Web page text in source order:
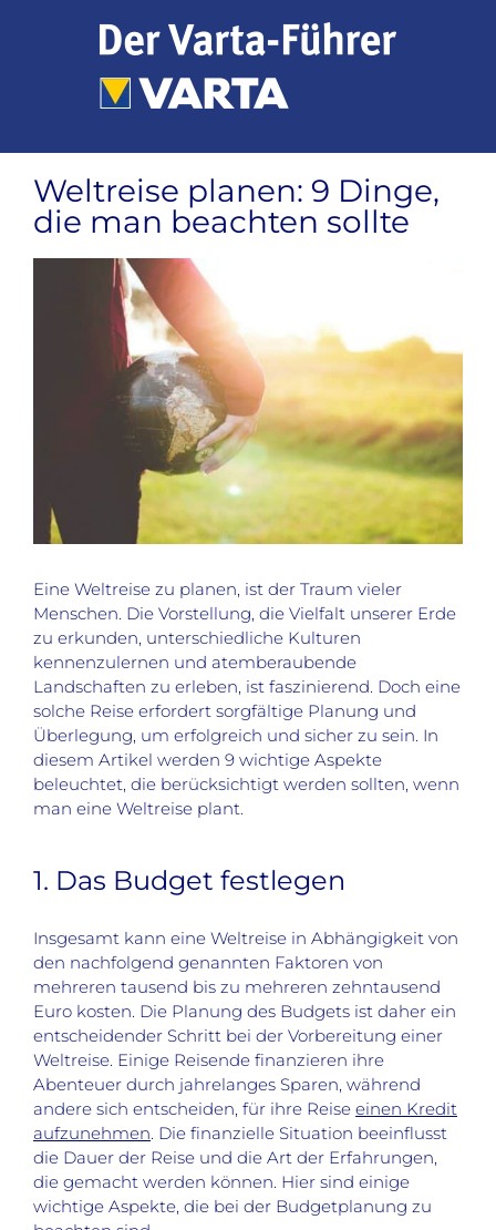
Weltreise planen: 9 Dinge,
die man beachten sollte
Eine Weltreise zu planen, ist der Traum vieler
Menschen. Die Vorstellung, die Vielfalt unserer Erde
zu erkunden, unterschiedliche Kulturen
kennenzulernen und atemberaubende
Landschaften zu erleben, ist faszinierend. Doch eine
solche Reise erfordert sorgfältige Planung und
Überlegung, um erfolgreich und sicher zu sein. In
diesem Artikel werden 9 wichtige Aspekte
beleuchtet, die berücksichtigt werden sollten, wenn
man eine Weltreise plant.
1. Das Budget festlegen
Insgesamt kann eine Weltreise in Abhängigkeit von
den nachfolgend genannten Faktoren von
mehreren tausend bis zu mehreren zehntausend
Euro kosten. Die Planung des Budgets ist daher ein
entscheidender Schritt bei der Vorbereitung einer
Weltreise. Einige Reisende finanzieren ihre
Abenteuer durch jahrelanges Sparen, während
andere sich entscheiden, für ihre Reise einen Kredit
aufzunehmen. Die finanzielle Situation beeinflusst
die Dauer der Reise und die Art der Erfahrungen,
die gemacht werden können. Hier sind einige
wichtige Aspekte, die bei der Budgetplanung zu